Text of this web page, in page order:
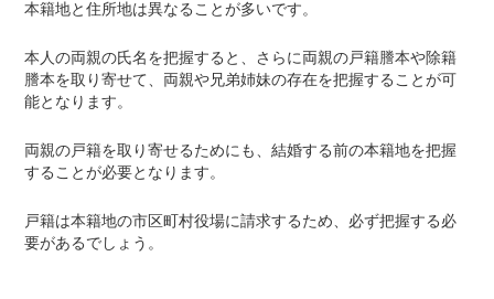
本籍地と住所地は異なることが多いです。
本人の両親の氏名を把握すると、さらに両親の戸籍謄本や除籍
謄本を取り寄せて、両親や兄弟姉妹の存在を把握することが可
能となります。
両親の戸籍を取り寄せるためにも、結婚する前の本籍地を把握
することが必要となります。
戸籍は本籍地の市区町村役場に請求するため、必ず把握する必
要があるでしょう。